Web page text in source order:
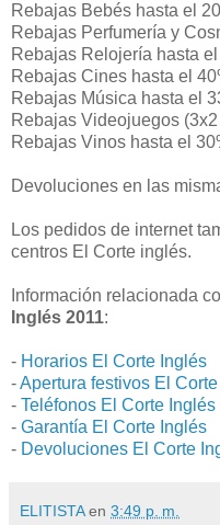
Rebajas Bebés hasta el
Rebajas Perfumería y
Rebajas Relojería hasta
Rebajas Cines hasta el
Rebajas Música hasta el
Rebajas Videojuegos
Rebajas Vinos hasta el
Devoluciones en las
Los pedidos de internet
centros El Corte inglés.
Información relacionada
Inglés 2011:
- Horarios El Corte Inglés
-Apertura festivos El
- Teléfonos El Corte Inglés
- Garantía El Corte Inglés
- Devoluciones El Corte
ELITISTA en 3:49 p. m.